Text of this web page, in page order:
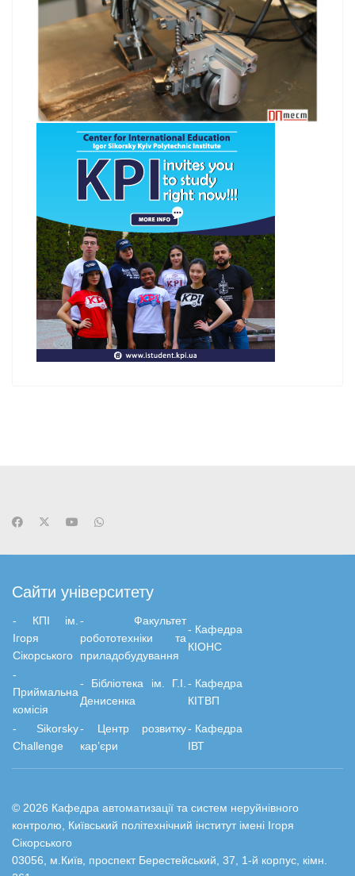
Сайти університету
- КПІ ім.
Ігоря
Сікорського
- Факультет
робототехніки та
приладобудування
- Кафедра
КІОНС
-
Приймальна
комісія
- Бiблiотека ім. Г.І.
Денисенка
- Кафедра
КІТВП
- Sikorsky
Challenge
- Центр розвитку
кар’єри
- Кафедра
ІВТ
© 2026 Кафедра автоматизації та систем неруйнівного
контролю, Київський політехнічний інститут імені Ігоря
Сікорського
03056, м.Київ, проспект Берестейський, 37, 1-й корпус, кімн.